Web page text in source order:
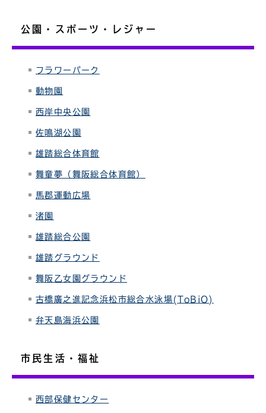
公園・スポーツ・レジャー
フラワーパーク
動物園
西岸中央公園
佐鳴湖公園
雄踏総合体育館
舞童夢（舞阪総合体育館）
馬郡運動広場
渚園
雄踏総合公園
雄踏グラウンド
舞阪乙女園グラウンド
古橋廣之進記念浜松市総合水泳場(ToBiO)
弁天島海浜公園
市民生活・福祉
西部保健センター